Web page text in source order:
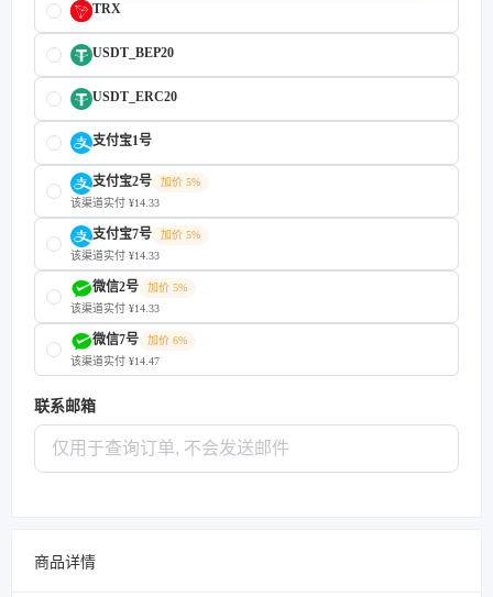
TRX
USDT_BEP20
USDT_ERC20
支付宝1号
支付宝2号
加价 5%
该渠道实付 ¥14.33
支付宝7号
加价 5%
该渠道实付 ¥14.33
微信2号
加价 5%
该渠道实付 ¥14.33
微信7号
加价 6%
该渠道实付 ¥14.47
联系邮箱
商品详情